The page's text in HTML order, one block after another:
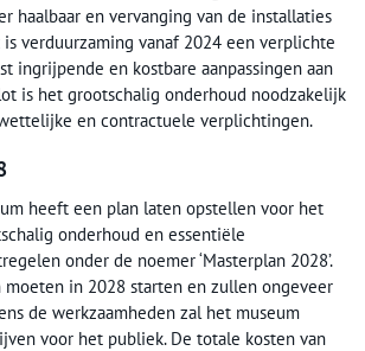
haalbaar en vervanging van de installaties
is verduurzaming vanaf 2024 een verplichte
ingrijpende en kostbare aanpassingen aan
is het grootschalig onderhoud noodzakelijk
en contractuele verplichtingen.
heeft een plan laten opstellen voor het
onderhoud en essentiële
onder de noemer ‘Masterplan 2028’.
moeten in 2028 starten en zullen ongeveer
de werkzaamheden zal het museum
voor het publiek. De totale kosten van